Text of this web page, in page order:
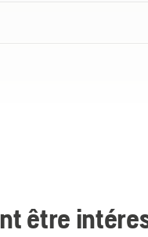
être